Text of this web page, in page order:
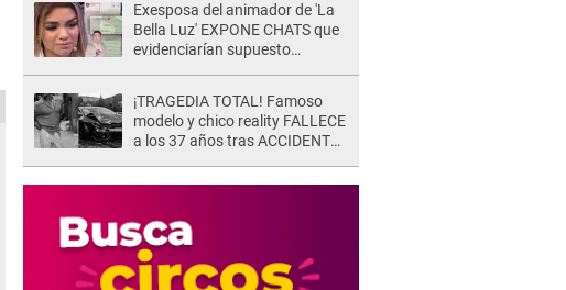
Exesposa del animador de 'La
Bella Luz' EXPONE CHATS que
evidenciarían supuesto
¡TRAGEDIA TOTAL! Famoso
modelo y chico reality FALLECE
a los 37 años tras ACCIDENTE